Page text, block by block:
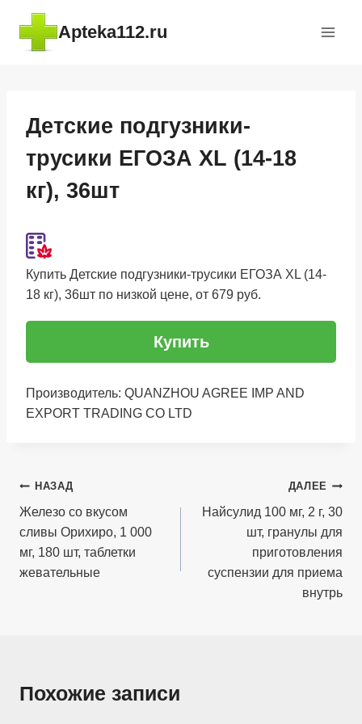
Перейти
содержимому
Apteka112.ru
Детские подгузники-
трусики ЕГОЗА XL (14-18
кг), 36шт
Купить Детские подгузники-трусики ЕГОЗА XL (14-
18 кг), 36шт по низкой цене, от 679 руб.
Купить
Производитель: QUANZHOU AGREE IMP AND
EXPORT TRADING CO LTD
Навигация
по
записям
НАЗАД
Железо со вкусом
сливы Орихиро, 1 000
мг, 180 шт, таблетки
жевательные
ДАЛЕЕ
Найсулид 100 мг, 2 г, 30
шт, гранулы для
приготовления
суспензии для приема
внутрь
Похожие записи